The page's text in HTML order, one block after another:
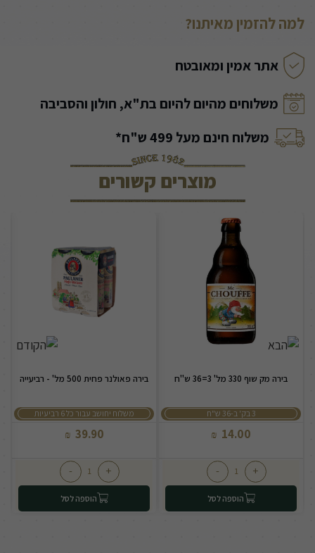
למה להזמין מאיתנו?
אתר אמין ומאובטח
משלוחים מהיום להיום בת"א, חולון והסביבה
משלוח חינם מעל 499 ש"ח*
מוצרים קשורים
בירה מק שוף 330 מל' 3=36 ש"ח
3 בק' ב-36 ש"ח
14.00
₪
+
-
הוספה לסל
בירה פאולנר פחית 500 מל' - רביעייה
משלוח יחושב עבור כל 6 רביעיות
39.90
₪
+
-
הוספה לסל